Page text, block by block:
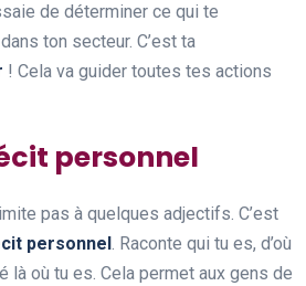
de déterminer ce qui te
ton secteur. C’est ta
! Cela va guider toutes tes actions
personnel
pas à quelques adjectifs. C’est
personnel . Raconte qui tu es, d’où
là où tu es. Cela permet aux gens de